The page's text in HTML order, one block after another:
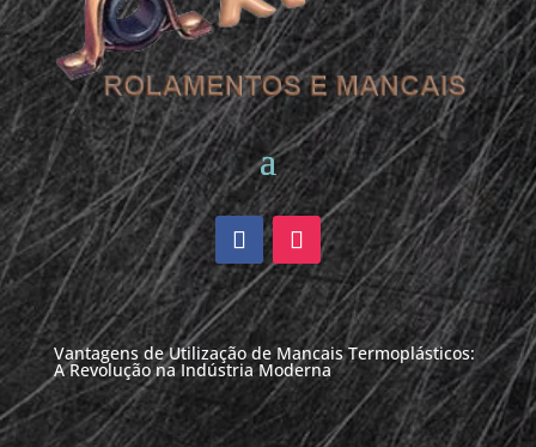
Vantagens de Utilização de Mancais Termoplásticos:
A Revolução na Indústria Moderna